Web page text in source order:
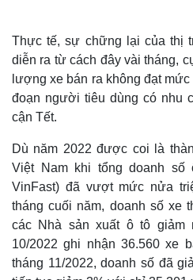
Thực tế, sự chững lại của thị
diễn ra từ cách đây vài tháng,
lượng xe bán ra không đạt
đoạn người tiêu dùng có nhu
cận Tết.
Dù năm 2022 được coi là
Việt Nam khi tổng doanh số
VinFast) đã vượt mức nửa
tháng cuối năm, doanh số xe
các Nhà sản xuất ô tô giảm
10/2022 ghi nhận 36.560 xe
tháng 11/2022, doanh số đã